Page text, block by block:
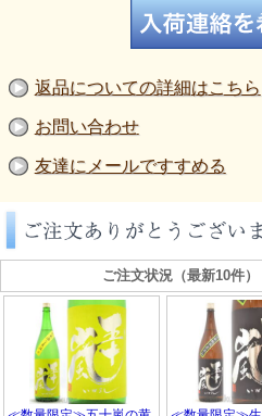
返品についての詳細はこちら
お問い合わせ
友達にメールですすめる